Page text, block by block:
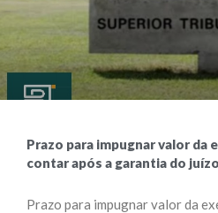
Prazo para impugnar valor da
contar após a garantia do juízo
Prazo para impugnar valor da